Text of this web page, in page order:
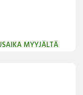
MYYJÄLTÄ